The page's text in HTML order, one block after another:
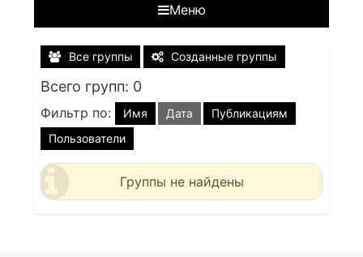
Меню
Все группы Созданные группы
Всего групп: 0
Фильтр по: Имя Дата
Публикациям
Пользователи
Группы не найдены